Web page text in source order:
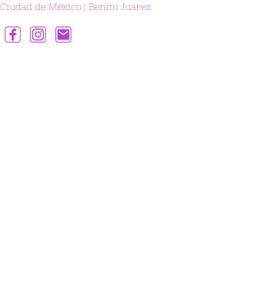
Ciudad de México | Benito Juárez